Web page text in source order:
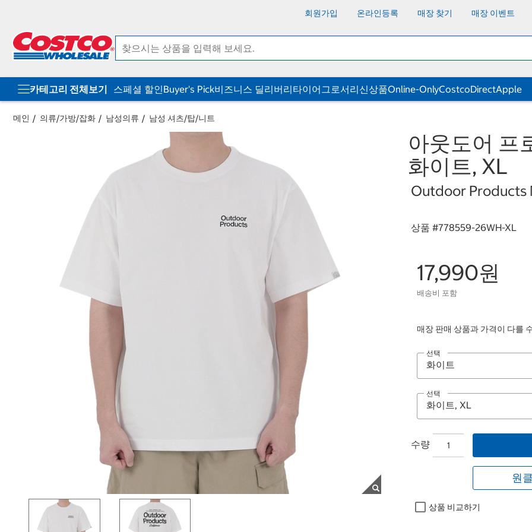
회원가입 온라인등록 매장 찾기 매장 이벤트
카테고리 전체보기 스페셜 할인Buyer's Pick비즈니스 딜리버리타이어그로서리신상품Online-OnlyCostcoDirectApple
메인 의류/가방/잡화 남성의류 남성 셔츠/탑/니트
아웃도어 프
화이트, XL
Outdoor Products
상품 #778559-26WH-XL
17,990원
배송비 포함
매장 판매 상품과 가격이 다를
선택
선택
수량
원
상품 비교하기